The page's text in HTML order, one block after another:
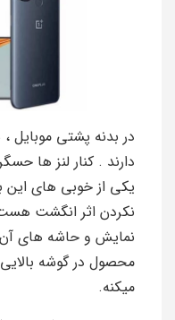
در بدنه پشتی موبایل
دارند . کنار لنز ها
یکی از خوبی های
نکردن اثر انگشت
نمایش و حاشه های آن
محصول در گوشه
میکنه.